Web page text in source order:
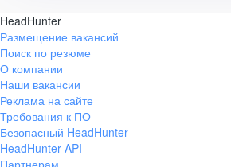
HeadHunter
Размещение вакансий
Поиск по резюме
О компании
Наши вакансии
Реклама на сайте
Требования к ПО
Безопасный HeadHunter
HeadHunter API
Партнерам